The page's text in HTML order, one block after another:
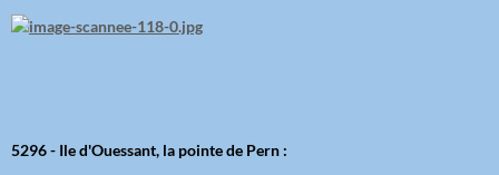
5296 - Ile d'Ouessant, la pointe de Pern :